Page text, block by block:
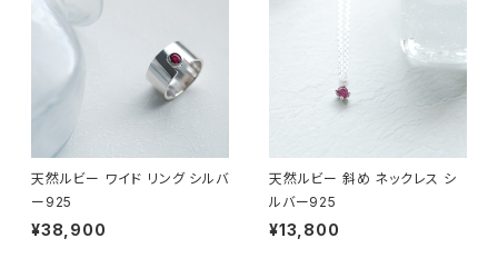
天然ルビー ワイド リング シルバ
ー925
¥38,900
天然ルビー 斜め ネックレス シ
ルバー925
¥13,800